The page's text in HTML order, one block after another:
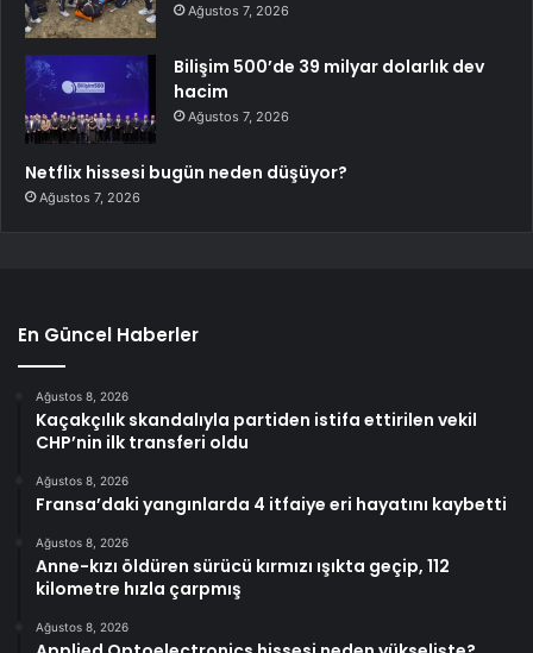
Ağustos 7, 2026
Bilişim 500’de 39 milyar dolarlık dev
hacim
Ağustos 7, 2026
Netflix hissesi bugün neden düşüyor?
Ağustos 7, 2026
En Güncel Haberler
Ağustos 8, 2026
Kaçakçılık skandalıyla partiden istifa ettirilen vekil
CHP’nin ilk transferi oldu
Ağustos 8, 2026
Fransa’daki yangınlarda 4 itfaiye eri hayatını kaybetti
Ağustos 8, 2026
Anne-kızı öldüren sürücü kırmızı ışıkta geçip, 112
kilometre hızla çarpmış
Ağustos 8, 2026